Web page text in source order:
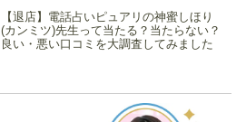
【退店】電話占いピュアリの神蜜しほり
(カンミツ)先生って当たる？当たらない？
良い・悪い口コミを大調査してみました